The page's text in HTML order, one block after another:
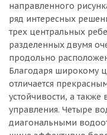
направленного
ряд интересных
трех центральных
разделенных двумя
продольно
Благодаря широкому
отличается
устойчивости, а
управления. Четыре
диагональными